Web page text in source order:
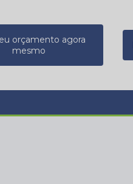
orçamento agora
mesmo